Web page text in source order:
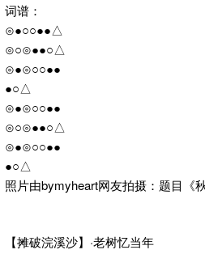
词谱：
⊙●○○●●△
⊙○⊙●●○△
⊙●⊙○○●●
●○△
⊙●⊙○○●●
⊙○⊙●●○△
⊙●⊙○○●●
●○△
照片由bymyheart网友拍摄：题目《
【摊破浣溪沙】·老树忆当年